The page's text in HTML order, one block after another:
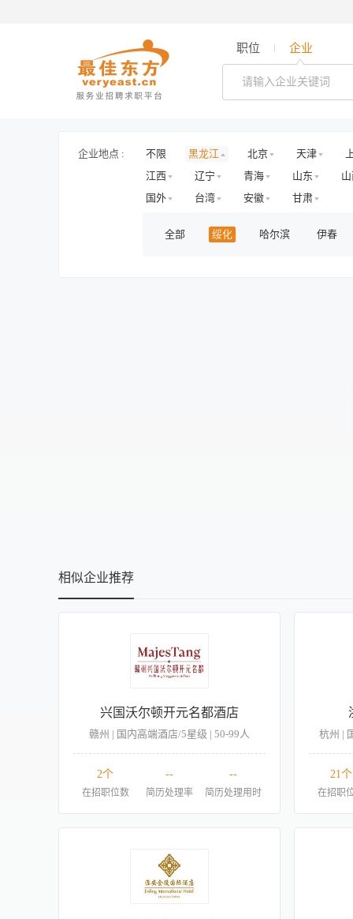
职位 企业
企业地点 : 不限 黑龙江 北京 天津
江西
辽宁 青海 山东
国外
台湾 安徽 甘肃
全部 绥化 哈尔滨 伊春
相似企业推荐
兴国沃尔顿开元名都酒店
赣州 | 国内高端酒店/5星级 | 50-99人
2个
在招职位数
--
简历处理率
--
简历处理用时
杭州 |
21个
在招职